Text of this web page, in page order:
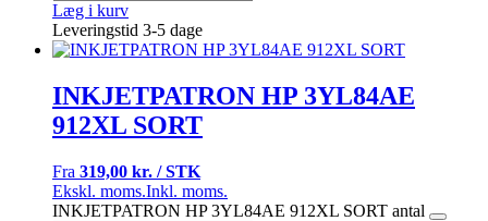
Læg i kurv
Leveringstid 3-5 dage
INKJETPATRON HP 3YL84AE
912XL SORT
Fra 319,00 kr. / STK
Ekskl. moms.Inkl. moms.
INKJETPATRON HP 3YL84AE 912XL SORT antal